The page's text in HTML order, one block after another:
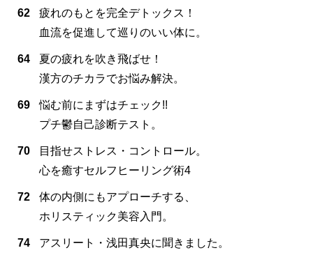
62
疲れのもとを完全デトックス！
血流を促進して巡りのいい体に。
64
夏の疲れを吹き飛ばせ！
漢方のチカラでお悩み解決。
69
悩む前にまずはチェック!!
プチ鬱自己診断テスト。
70
目指せストレス・コントロール。
心を癒すセルフヒーリング術4
72
体の内側にもアプローチする、
ホリスティック美容入門。
74
アスリート・浅田真央に聞きました。